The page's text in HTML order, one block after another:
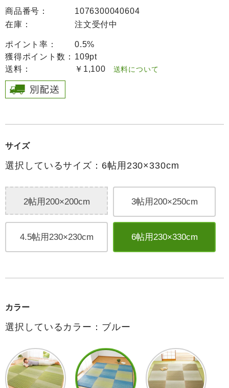
商品番号：
1076300040604
在庫：
注文受付中
ポイント率：
0.5%
獲得ポイント数： 109pt
送料：
￥1,100 送料について
サイズ
選択しているサイズ：6帖用230×330cm
2帖用200×200cm 3帖用200×250cm
4.5帖用230×230cm 6帖用230×330cm
カラー
選択しているカラー：ブルー